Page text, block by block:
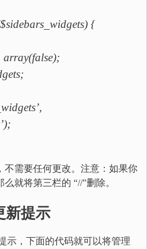
{
array(false);
不需要任何更改。注意：如果你
就将第三栏的 “//”删除。
新提示
示，下面的代码就可以将管理